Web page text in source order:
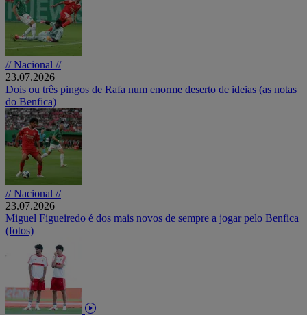
// Nacional //
23.07.2026
Dois ou três pingos de Rafa num enorme deserto de ideias (as notas
do Benfica)
// Nacional //
23.07.2026
Miguel Figueiredo é dos mais novos de sempre a jogar pelo Benfica
(fotos)